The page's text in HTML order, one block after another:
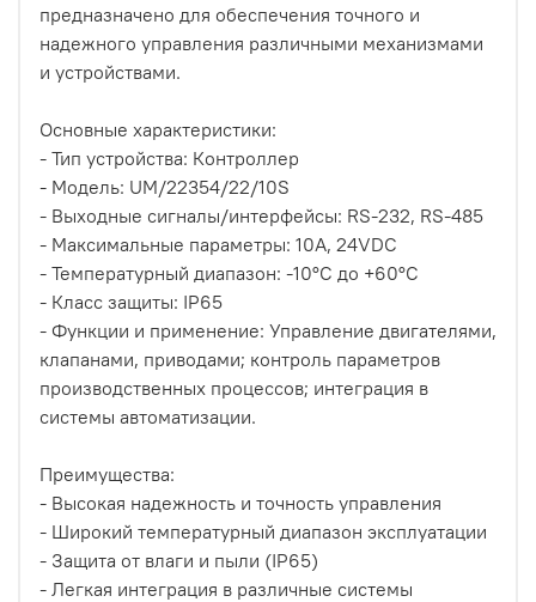
предназначено для обеспечения точного и
надежного управления различными механизмами
и устройствами.
Основные характеристики:
- Тип устройства: Контроллер
- Модель: UM/22354/22/10S
- Выходные сигналы/интерфейсы: RS-232, RS-485
- Максимальные параметры: 10A, 24VDC
- Температурный диапазон: -10°C до +60°C
- Класс защиты: IP65
- Функции и применение: Управление двигателями,
клапанами, приводами; контроль параметров
производственных процессов; интеграция в
системы автоматизации.
Преимущества:
- Высокая надежность и точность управления
- Широкий температурный диапазон эксплуатации
- Защита от влаги и пыли (IP65)
- Легкая интеграция в различные системы